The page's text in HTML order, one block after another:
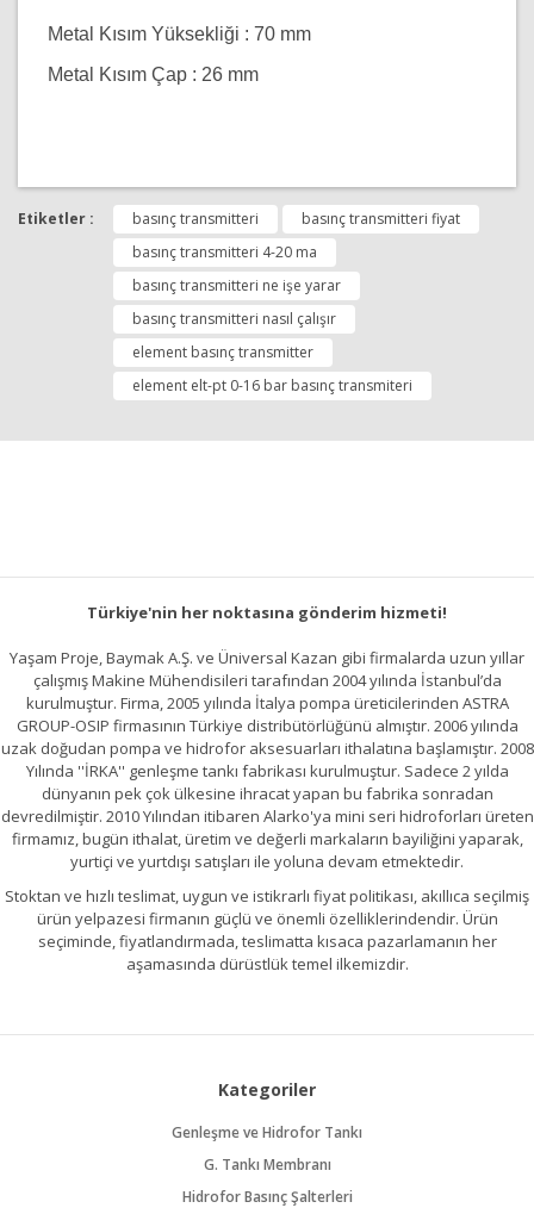
Metal Kısım Yüksekliği : 70 mm
Metal Kısım Çap : 26 mm
Bu ürüne ilk yorumu siz yapın!
Yorum Yap
Bu ürünün fiyat bilgisi, resim, ürün açıklamalarında ve
diğer konularda yetersiz gördüğünüz noktaları öneri
formunu kullanarak tarafımıza iletebilirsiniz.
Görüş ve önerileriniz için teşekkür ederiz.
Ürün resmi kalitesiz, bozuk veya görüntülenemiyor.
Ürün açıklamasında eksik bilgiler bulunuyor.
Ürün bilgilerinde hatalar bulunuyor.
Bu ürüne benzer farklı alternatifler olmalı.
Gönder
Etiketler : basınç transmitteri
basınç transmitteri fiyat
basınç transmitteri 4-20 ma
basınç transmitteri ne işe yarar
basınç transmitteri nasıl çalışır
element basınç transmitter
element elt-pt 0-16 bar basınç transmiteri
Türkiye'nin her noktasına gönderim hizmeti!
Yaşam Proje, Baymak A.Ş. ve Üniversal Kazan gibi firmalarda uzun yıllar
çalışmış Makine Mühendisileri tarafından 2004 yılında İstanbul’da
kurulmuştur. Firma, 2005 yılında İtalya pompa üreticilerinden ASTRA
GROUP-OSIP firmasının Türkiye distribütörlüğünü almıştır. 2006 yılında
uzak doğudan pompa ve hidrofor aksesuarları ithalatına başlamıştır. 2008
Yılında ''İRKA'' genleşme tankı fabrikası kurulmuştur. Sadece 2 yılda
dünyanın pek çok ülkesine ihracat yapan bu fabrika sonradan
devredilmiştir. 2010 Yılından itibaren Alarko'ya mini seri hidroforları üreten
firmamız, bugün ithalat, üretim ve değerli markaların bayiliğini yaparak,
yurtiçi ve yurtdışı satışları ile yoluna devam etmektedir.
Stoktan ve hızlı teslimat, uygun ve istikrarlı fiyat politikası, akıllıca seçilmiş
ürün yelpazesi firmanın güçlü ve önemli özelliklerindendir. Ürün
seçiminde, fiyatlandırmada, teslimatta kısaca pazarlamanın her
aşamasında dürüstlük temel ilkemizdir.
Kategoriler
Genleşme ve Hidrofor Tankı
G. Tankı Membranı
Hidrofor Basınç Şalterleri